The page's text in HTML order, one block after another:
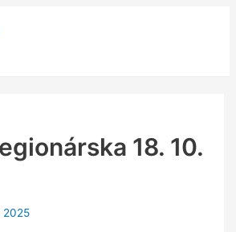
18. 10.
2025